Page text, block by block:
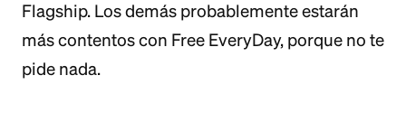
Flagship. Los demás probablemente estarán
más contentos con Free EveryDay, porque no te
pide nada.